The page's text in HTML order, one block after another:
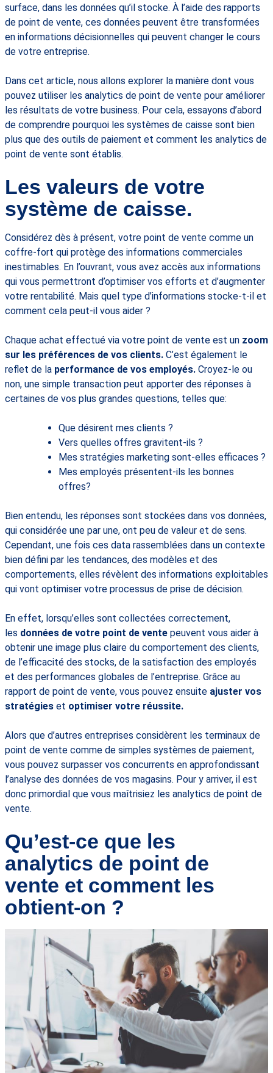
surface, dans les données qu’il stocke. À l’aide des rapports
de point de vente, ces données peuvent être transformées
en informations décisionnelles qui peuvent changer le cours
de votre entreprise.
Dans cet article, nous allons explorer la manière dont vous
pouvez utiliser les analytics de point de vente pour améliorer
les résultats de votre business. Pour cela, essayons d’abord
de comprendre pourquoi les systèmes de caisse sont bien
plus que des outils de paiement et comment les analytics de
point de vente sont établis.
Les valeurs de votre
système de caisse.
Considérez dès à présent, votre point de vente comme un
coffre-fort qui protège des informations commerciales
inestimables. En l’ouvrant, vous avez accès aux informations
qui vous permettront d’optimiser vos efforts et d’augmenter
votre rentabilité. Mais quel type d’informations stocke-t-il et
comment cela peut-il vous aider ?
Chaque achat effectué via votre point de vente est un zoom
sur les préférences de vos clients. C’est également le
reflet de la performance de vos employés. Croyez-le ou
non, une simple transaction peut apporter des réponses à
certaines de vos plus grandes questions, telles que:
Que désirent mes clients ?
Vers quelles offres gravitent-ils ?
Mes stratégies marketing sont-elles efficaces ?
Mes employés présentent-ils les bonnes
offres?
Bien entendu, les réponses sont stockées dans vos données,
qui considérée une par une, ont peu de valeur et de sens.
Cependant, une fois ces data rassemblées dans un contexte
bien défini par les tendances, des modèles et des
comportements, elles révèlent des informations exploitables
qui vont optimiser votre processus de prise de décision.
En effet, lorsqu’elles sont collectées correctement,
les données de votre point de vente peuvent vous aider à
obtenir une image plus claire du comportement des clients,
de l’efficacité des stocks, de la satisfaction des employés
et des performances globales de l’entreprise. Grâce au
rapport de point de vente, vous pouvez ensuite ajuster vos
stratégies et optimiser votre réussite.
Alors que d’autres entreprises considèrent les terminaux de
point de vente comme de simples systèmes de paiement,
vous pouvez surpasser vos concurrents en approfondissant
l’analyse des données de vos magasins. Pour y arriver, il est
donc primordial que vous maîtrisiez les analytics de point de
vente.
Qu’est-ce que les
analytics de point de
vente et comment les
obtient-on ?